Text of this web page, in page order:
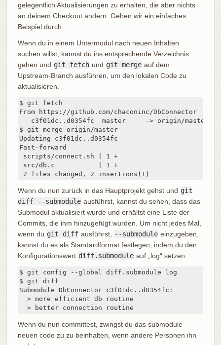
gelegentlich Aktualisierungen zu erhalten, die aber nichts
an deinem Checkout ändern. Gehen wir ein einfaches
Beispiel durch.
Wenn du in einem Untermodul nach neuen Inhalten
suchen willst, kannst du ins entsprechende Verzeichnis
gehen und git fetch und git merge auf dem
Upstream-Branch ausführen, um den lokalen Code zu
aktualisieren.
$ git fetch
From https://github.com/chaconinc/DbConnector
   c3f01dc..d0354fc  master     -> origin/master
$ git merge origin/master
Updating c3f01dc..d0354fc
Fast-forward
scripts/connect.sh | 1 +
src/db.c           | 1 +
2 files changed, 2 insertions(+)
Wenn du nun zurück in das Hauptprojekt gehst und git
diff --submodule ausführst, kannst du sehen, dass das
Submodul aktualisiert wurde und erhältst eine Liste der
Commits, die ihm hinzugefügt wurden. Um nicht jedes Mal,
wenn du git diff ausführst, --submodule einzugeben,
kannst du es als Standardformat festlegen, indem du den
Konfigurationswert diff.submodule auf „log“ setzen.
$ git config --global diff.submodule log
$ git diff
Submodule DbConnector c3f01dc..d0354fc:
  > more efficient db routine
  > better connection routine
Wenn du nun committest, zwingst du das submodule
neuen code zu zu beinhalten, wenn andere Personen ihn